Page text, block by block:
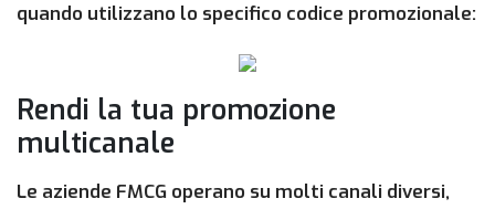
quando utilizzano lo specifico codice promozionale:
Rendi la tua promozione
multicanale
Le aziende FMCG operano su molti canali diversi,